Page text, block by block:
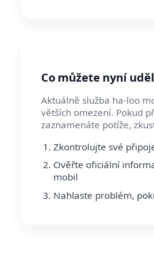
Co můžete nyní
Aktuálně služba ha-loo
větších omezení. Pokud
zaznamenáte potíže,
Zkontrolujte své
Ověřte oficiální
mobil
Nahlaste problém,